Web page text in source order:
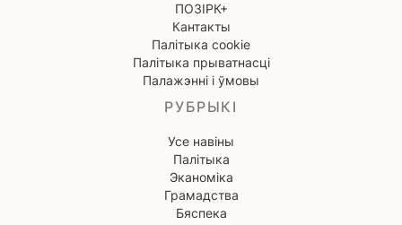
ПОЗІРК+
Кантакты
Палітыка cookie
Палітыка прыватнасці
Палажэнні і ўмовы
РУБРЫКІ
Усе навіны
Палітыка
Эканоміка
Грамадства
Бяспека